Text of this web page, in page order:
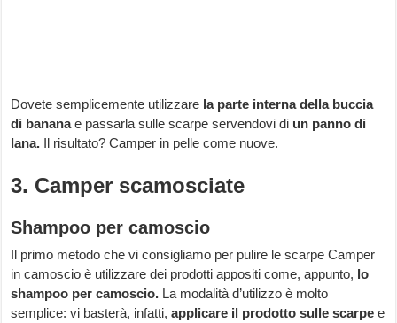
Dovete semplicemente utilizzare la parte interna della buccia
di bananae passarla sulle scarpe servendovi di un panno di
lana. Il risultato? Camper in pelle come nuove.
3. Camper scamosciate
Shampoo per camoscio
Il primo metodo che vi consigliamo per pulire le scarpe Camper
in camoscio è utilizzare dei prodotti appositi come, appunto, lo
shampoo per camoscio. La modalità d’utilizzo è molto
semplice: vi basterà, infatti,applicare il prodotto sulle scarpe e